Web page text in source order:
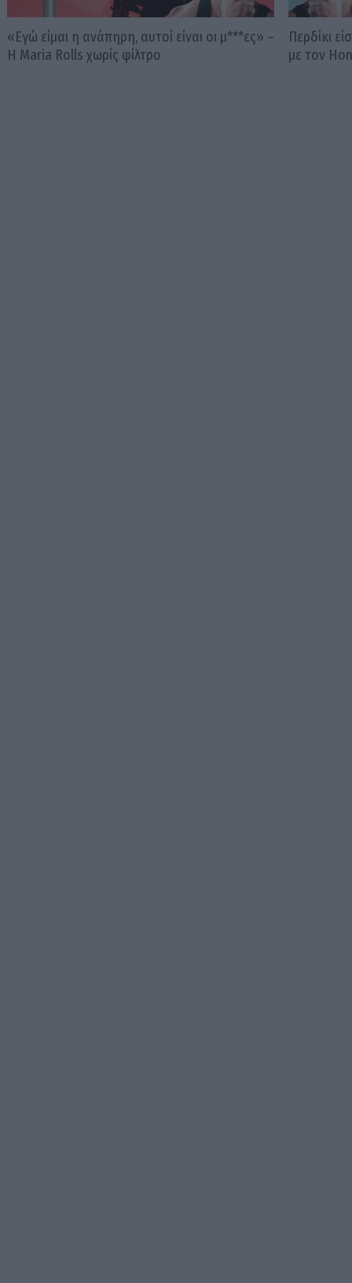
«Εγώ είμαι η ανάπηρη, αυτοί είναι οι μ***ες» –
Η Maria Rolls χωρίς φίλτρο
Περδίκι
με τον